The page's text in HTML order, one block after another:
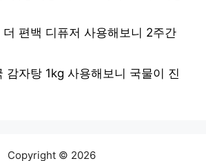
편백 디퓨저 사용해보니 2주간
감자탕 1kg 사용해보니 국물이 진
Copyright © 2026